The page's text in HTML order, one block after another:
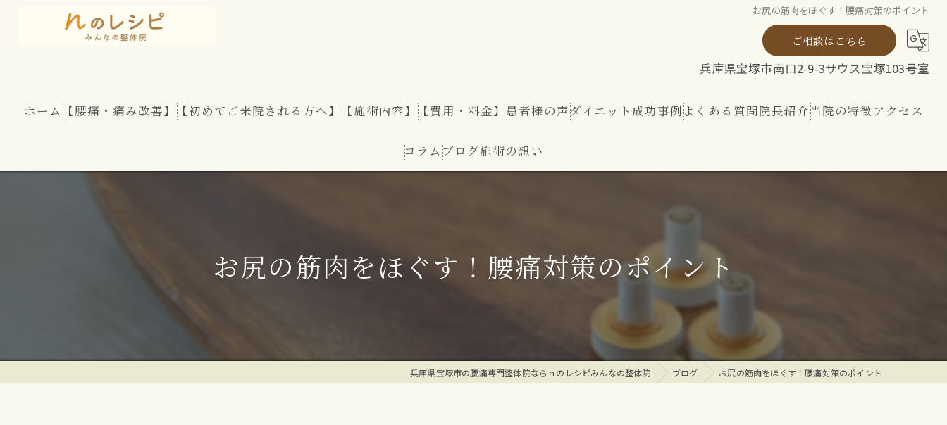
お尻の筋肉をほぐす！腰痛対策のポイント
ご相談はこちら
兵庫県宝塚市南口2-9-3サウス宝塚103号室
ホーム 【腰痛・痛み改善】
反り腰・姿勢改善
【初めてご来院される方へ】 【施術内容】 【費用・料金】 患者様の声ダイエット成功事例よくある質問院長紹介当院の特徴アクセス
コラム ブログ施術の想い
お尻の筋肉をほぐす！腰痛対策のポイント
兵庫県宝塚市の腰痛専門整体院ならｎのレシピみんなの整体院 ブログ お尻の筋肉をほぐす！腰痛対策のポイント